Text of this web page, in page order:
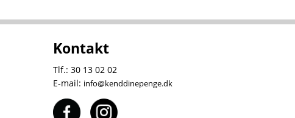
Kontakt
Tlf.: 30 13 02 02
E-mail: info@kenddinepenge.dk